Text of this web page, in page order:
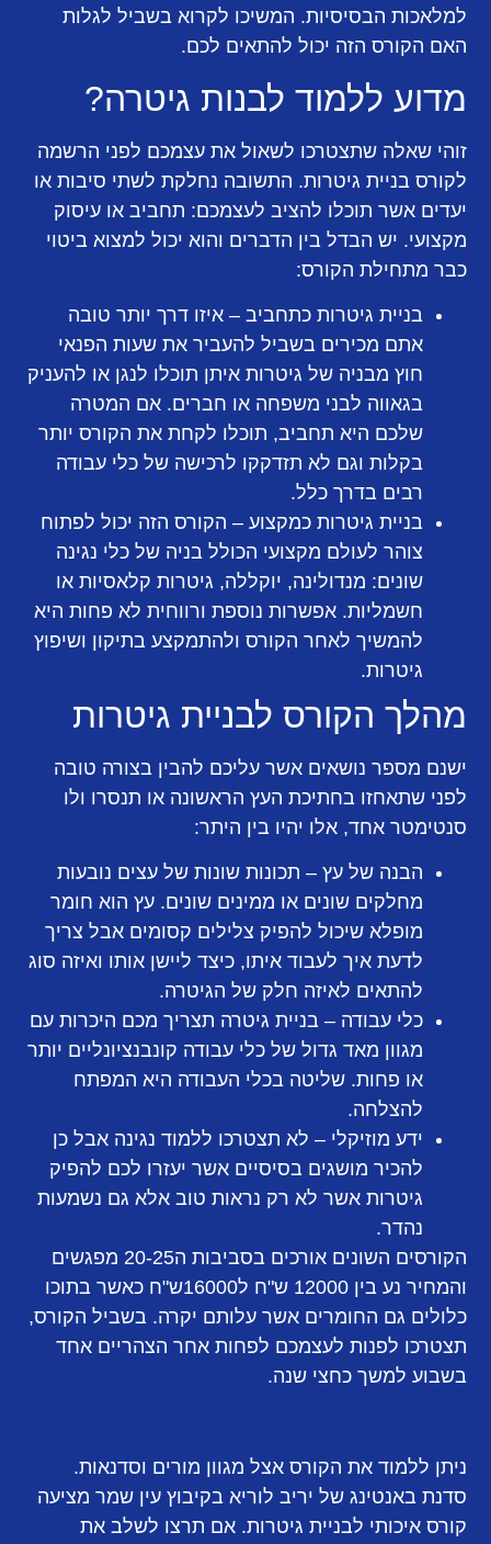
למלאכות הבסיסיות. המשיכו לקרוא בשביל לגלות
האם הקורס הזה יכול להתאים לכם.
מדוע ללמוד לבנות גיטרה?
זוהי שאלה שתצטרכו לשאול את עצמכם לפני הרשמה
לקורס בניית גיטרות. התשובה נחלקת לשתי סיבות או
יעדים אשר תוכלו להציב לעצמכם: תחביב או עיסוק
מקצועי. יש הבדל בין הדברים והוא יכול למצוא ביטוי
כבר מתחילת הקורס:
בניית גיטרות כתחביב – איזו דרך יותר טובה
אתם מכירים בשביל להעביר את שעות הפנאי
חוץ מבניה של גיטרות איתן תוכלו לנגן או להעניק
בגאווה לבני משפחה או חברים. אם המטרה
שלכם היא תחביב, תוכלו לקחת את הקורס יותר
בקלות וגם לא תזדקקו לרכישה של כלי עבודה
רבים בדרך כלל.
בניית גיטרות כמקצוע – הקורס הזה יכול לפתוח
צוהר לעולם מקצועי הכולל בניה של כלי נגינה
שונים: מנדולינה, יוקללה, גיטרות קלאסיות או
חשמליות. אפשרות נוספת ורווחית לא פחות היא
להמשיך לאחר הקורס ולהתמקצע בתיקון ושיפוץ
גיטרות.
מהלך הקורס לבניית גיטרות
ישנם מספר נושאים אשר עליכם להבין בצורה טובה
לפני שתאחזו בחתיכת העץ הראשונה או תנסרו ולו
סנטימטר אחד, אלו יהיו בין היתר:
הבנה של עץ – תכונות שונות של עצים נובעות
מחלקים שונים או ממינים שונים. עץ הוא חומר
מופלא שיכול להפיק צלילים קסומים אבל צריך
לדעת איך לעבוד איתו, כיצד ליישן אותו ואיזה סוג
להתאים לאיזה חלק של הגיטרה.
כלי עבודה – בניית גיטרה תצריך מכם היכרות עם
מגוון מאד גדול של כלי עבודה קונבנציונליים יותר
או פחות. שליטה בכלי העבודה היא המפתח
להצלחה.
ידע מוזיקלי – לא תצטרכו ללמוד נגינה אבל כן
להכיר מושגים בסיסיים אשר יעזרו לכם להפיק
גיטרות אשר לא רק נראות טוב אלא גם נשמעות
נהדר.
הקורסים השונים אורכים בסביבות ה20-25 מפגשים
והמחיר נע בין 12000 ש"ח ל16000ש"ח כאשר בתוכו
כלולים גם החומרים אשר עלותם יקרה. בשביל הקורס,
תצטרכו לפנות לעצמכם לפחות אחר הצהריים אחד
בשבוע למשך כחצי שנה.
ניתן ללמוד את הקורס אצל מגוון מורים וסדנאות.
סדנת באנטינג של יריב לוריא בקיבוץ עין שמר מציעה
קורס איכותי לבניית גיטרות. אם תרצו לשלב את